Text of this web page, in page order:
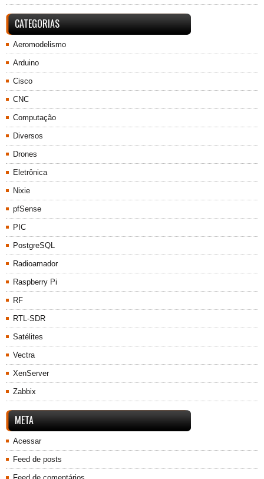
CATEGORIAS
Aeromodelismo
Arduino
Cisco
CNC
Computação
Diversos
Drones
Eletrônica
Nixie
pfSense
PIC
PostgreSQL
Radioamador
Raspberry Pi
RF
RTL-SDR
Satélites
Vectra
XenServer
Zabbix
META
Acessar
Feed de posts